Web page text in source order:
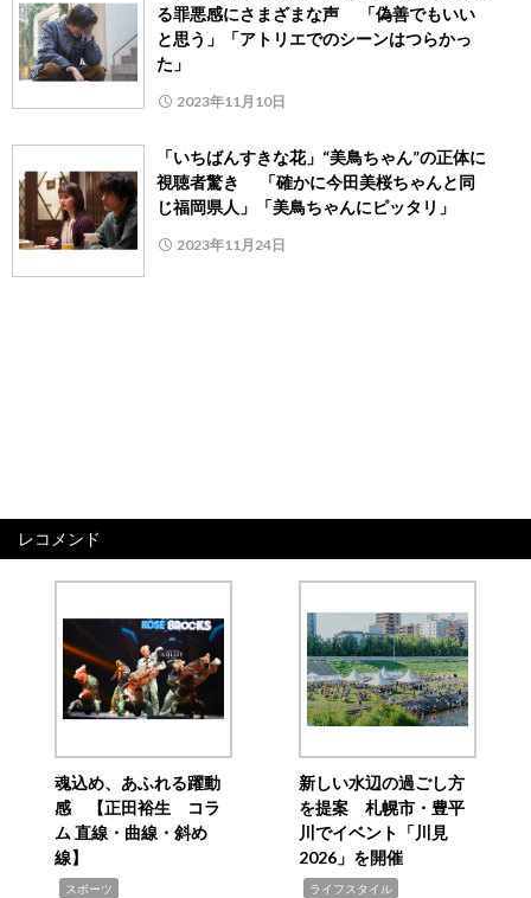
る罪悪感にさまざまな声 「偽善でもいい
と思う」「アトリエでのシーンはつらかっ
た」
2023年11月10日
「いちばんすきな花」“美鳥ちゃん”の正体に
視聴者驚き 「確かに今田美桜ちゃんと同
じ福岡県人」「美鳥ちゃんにピッタリ」
2023年11月24日
レコメンド
魂込め、あふれる躍動
感 【正田裕生 コラ
ム 直線・曲線・斜め
線】
スポーツ
新しい水辺の過ごし方
を提案 札幌市・豊平
川でイベント「川見
2026」を開催
ライフスタイル